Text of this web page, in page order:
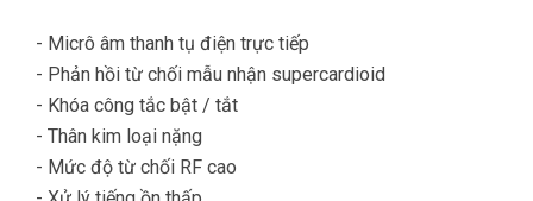
- Micrô âm thanh tụ điện trực tiếp
- Phản hồi từ chối mẫu nhận supercardioid
- Khóa công tắc bật / tắt
- Thân kim loại nặng
- Mức độ từ chối RF cao